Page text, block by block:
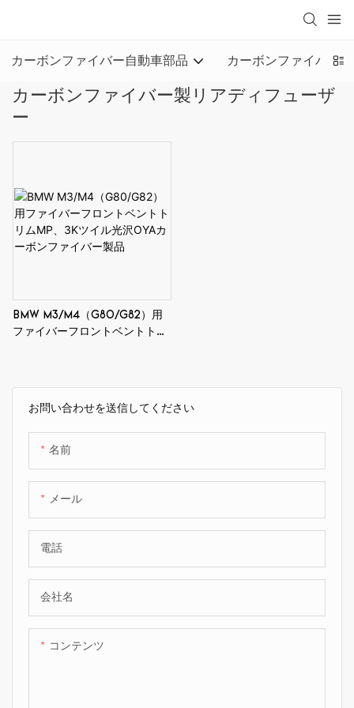
カーボンファイバー自動車部品 カーボンファイバー
カーボンファイバー製リアディフューザ
ー
お問い合わせを送信してください
名前
メール
電話
会社名
コンテンツ
BMW M3/M4（G80/G82）用
ファイバーフロントベントトリ